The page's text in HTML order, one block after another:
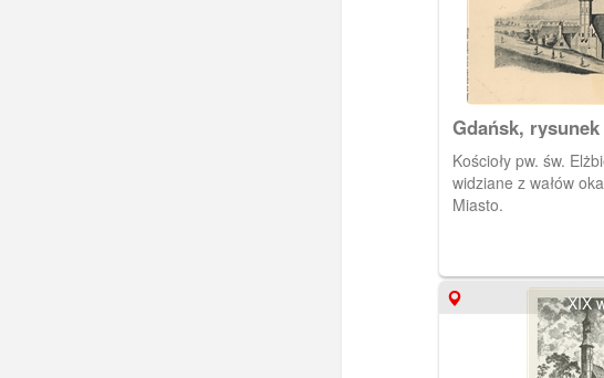
Gdańsk,
Kościoły pw. św.
widziane z wałów
Miasto.
XIX